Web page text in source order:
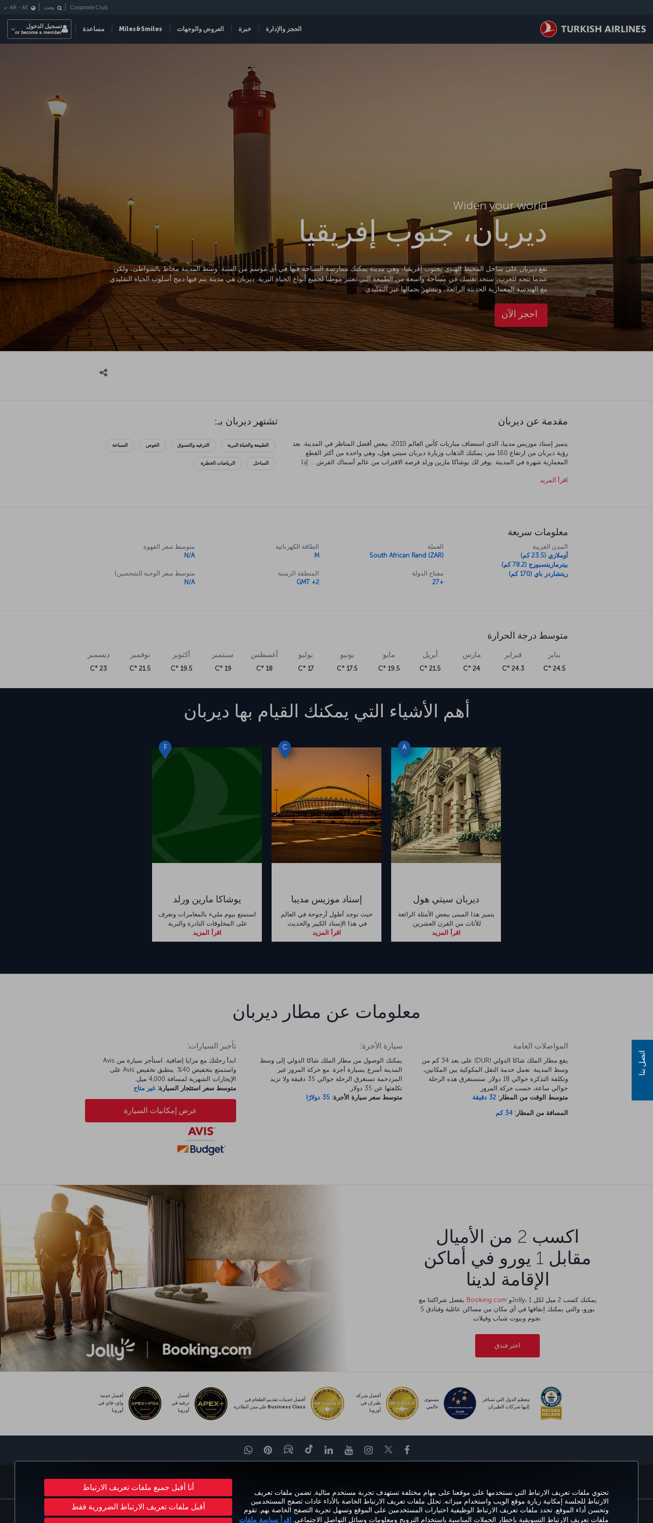
تحتوي ملفات تعريف الارتباط التي نستخدمها على موقعنا على مهام مختلفة تستهدف تجربة مستخدم مثالية. تضمن ملفات تعريف
الارتباط للجلسة إمكانية زيارة موقع الويب واستخدام ميزاته. تحلل ملفات تعريف الارتباط الخاصة بالأداء عادات تصفح المستخدمين
وتحسن أداء الموقع. تحدد ملفات تعريف الارتباط الوظيفية اختيارات المستخدمين على الموقع وتسهل تجربة التصفح الخاصة بهم. تقوم
ملفات تعريف الارتباط التسويقية بإخطار الحملات المناسبة باستخدام الترويج ومعلومات وسائل التواصل الاجتماعي. اقرأ سياسة ملفات
أنا أقبل جميع ملفات تعريف الارتباط
أقبل ملفات تعريف الارتباط الضرورية فقط
الحجز والإدارة خبرة العروض والوجهات Miles&Smiles مساعدة
Corporate Club بحث AR - AE
تسجيل الدخول
or become a member
Widen your world
ديربان، جنوب إفريقيا
تقع ديربان على ساحل المحيط الهندي بجنوب إفريقيا، وهي مدينة يمكنك ممارسة السباحة فيها في أي موسم من السنة. وسط المدينة محاط بالشواطئ، ولكن
عندما تتجه للغرب، ستجد نفسك في مساحة واسعة من الطبيعة التي تعتبر موطنا لجميع أنواع الحياة البرية. ديربان هي مدينة يتم فيها دمج أسلوب الحياة التقليدي
مع الهندسة المعمارية الحديثة الرائعة، وتشتهر بجمالها غير التقليدي.
احجز الآن
مقدمة عن ديربان
يتميز إستاد موزيس مديبا، الذي استضاف مباريات كأس العالم 2010، ببعض أفضل المناظر في المدينة. بعد
رؤية ديربان من ارتفاع 160 متر، يمكنك الذهاب وزيارة ديربان سيتي هول، وهي واحدة من أكثر القطع
المعمارية شهرة في المدينة. يوفر لك يوشاكا مارين ورلد فرصة الاقتراب من عالم أسماك القرش ... إذا
الملونة لزولوس والذهاب في رحلة سفاري لمشاهدة بعض أكثر الكائنات المهيبة في العالم في محيطها
اقرأ المزيد
تشتهر ديربان بـ:
الطبيعة والحياة البرية الترفيه والتسوق الغوص السباحة
الساحل الرياضات الخطرة
معلومات سريعة
المدن القريبة
أوملازي (23.5 كم)
بيترماريتسبورج (78.2 كم)
ريتشاردز باي (170 كم)
العملة
South African Rand (ZAR)
مفتاح الدولة
+27
الطاقة الكهربائية
M
المنطقة الزمنية
GMT +2
متوسط سعر القهوة
N/A
متوسط سعر الوجبة (لشخصين)
N/A
متوسط درجة الحرارة
يناير
24.5 °C
فبراير
24.3 °C
مارس
24 °C
أبريل
21.5 °C
مايو
19.5 °C
يونيو
17.5 °C
يوليو
17 °C
أغسطس
18 °C
سبتمبر
19 °C
أكتوبر
19.5 °C
نوفمبر
21.5 °C
ديسمبر
23 °C
أهم الأشياء التي يمكنك القيام بها ديربان
A
ديربان سيتي هول
يتميز هذا المبنى ببعض الأمثلة الرائعة
للأثاث من القرن العشرين.
اقرأ المزيد
C
إستاد موزيس مديبا
حيث توجد أطول أرجوحة في العالم
في هذا الإستاد الكبير والحديث.
اقرأ المزيد
F
يوشاكا مارين ورلد
استمتع بيوم مليء بالمغامرات وتعرف
على المخلوقات النادرة والبرية.
اقرأ المزيد
معلومات عن مطار ديربان
المواصلات العامة
يقع مطار الملك شاكا الدولي (DUR) على بعد 34 كم من
وسط المدينة. تعمل خدمة النقل المكوكية بين المكانين،
وتكلفة التذكرة حوالي 18 دولار. ستستغرق هذه الرحلة
حوالي ساعة، حسب حركة المرور.
متوسط الوقت من المطار: 32 دقيقة
المسافة من المطار: 34 كم
سيارة الأجرة:
يمكنك الوصول من مطار الملك شاكا الدولي إلى وسط
المدينة أسرع بسيارة أجرة. مع حركة المرور غير
المزدحمة تستغرق الرحلة حوالي 35 دقيقة ولا تزيد
تكلفتها عن 35 دولار.
متوسط سعر سيارة الأجرة: 35 دولارًا
تأجير السيارات:
ابدأ رحلتك مع مزايا إضافية. استأجر سيارة من Avis
واستمتع بتخفيض 40%. ينطبق تخفيض Avis على
الإيجارات الشهرية لمسافة 4,000 ميل.
متوسط سعر استئجار السيارة: غير متاح
عرض إمكانيات السيارة
اكسب 2 من الأميال
مقابل 1 يورو في أماكن
الإقامة لدينا
Booking.com
يورو، والتي يمكنك إنفاقها في أي مكان من مساكن عائلية وفنادق 5
نجوم وبيوت شباب وفيلات.
اختر فندق
معظم الدول التي تسافر
إليها شركات الطيران
مستوى
عالمي
أفضل شركة
طيران في
أوروبا
أفضل خدمات تقديم الطعام في
Business Class على متن الطائرة
أفضل
ترفيه في
أوروبا
أفضل خدمة
واي-فاي في
أوروبا
Facebook
Twitter
Instagram
YouTube
LinkedIn
تيك توكBlog
Pinterestواتساب
CORPORATE CLUB
Turkish Airlines
سياسة الخصوصية وملفات تعريف الارتباط إشعار قانوني حقوق المسافر تغيير إعدادات ملفات تعريف الارتباط خطة خدمة عملاء وزارة النقل الأمريكية
اتصل بنا